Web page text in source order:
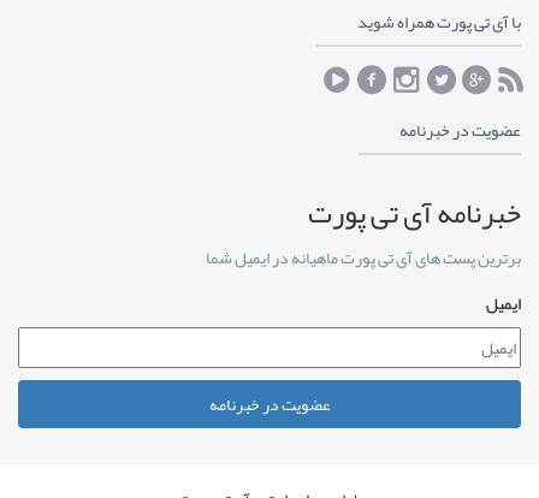
با آی تی پورت همراه شوید
عضویت در خبرنامه
خبرنامه آی تی پورت
برترین پست های آی تی پورت ماهیانه در ایمیل شما
ایمیل
عضویت در خبرنامه